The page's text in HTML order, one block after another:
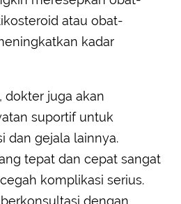
atau obat-
kadar
dokter juga akan
suportif untuk
dan gejala lainnya.
tepat dan cepat sangat
komplikasi serius.
dengan